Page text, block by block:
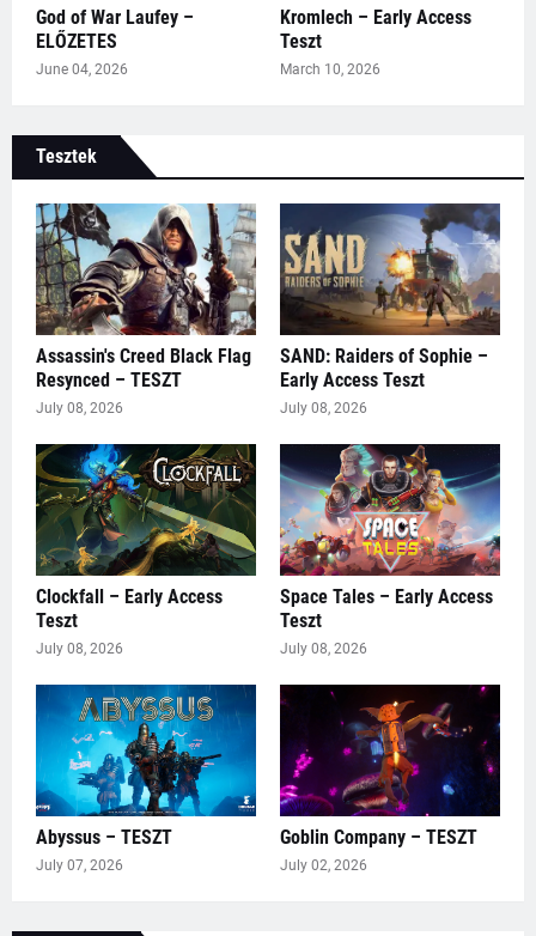
God of War Laufey –
ELŐZETES
June 04, 2026
Kromlech – Early Access
Teszt
March 10, 2026
Tesztek
Assassin's Creed Black Flag
Resynced – TESZT
July 08, 2026
SAND: Raiders of Sophie –
Early Access Teszt
July 08, 2026
Clockfall – Early Access
Teszt
July 08, 2026
Space Tales – Early Access
Teszt
July 08, 2026
Abyssus – TESZT
July 07, 2026
Goblin Company – TESZT
July 02, 2026